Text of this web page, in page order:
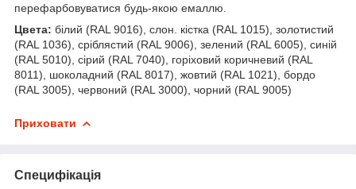
перефарбовуватися будь-якою емаллю.
Цвета: білий (RAL 9016), слон. кістка (RAL 1015), золотистий
(RAL 1036), сріблястий (RAL 9006), зелений (RAL 6005), синій
(RAL 5010), сірий (RAL 7040), горіховий коричневий (RAL
8011), шоколадний (RAL 8017), жовтий (RAL 1021), бордо
(RAL 3005), червоний (RAL 3000), чорний (RAL 9005)
Приховати
Специфікація